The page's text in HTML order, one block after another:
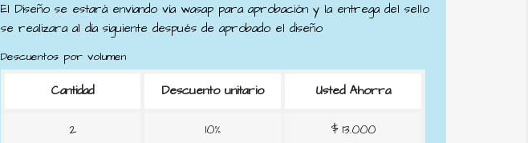
El Diseño se estará enviando vía wasap para aprobación y la entrega del sello
se realizara al día siguiente después de aprobado el diseño
Descuentos por volumen
Cantidad Descuento unitario Usted Ahorra
2 10% $ 13.000